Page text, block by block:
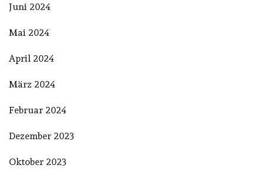
Juni 2024
Mai 2024
April 2024
März 2024
Februar 2024
Dezember 2023
Oktober 2023